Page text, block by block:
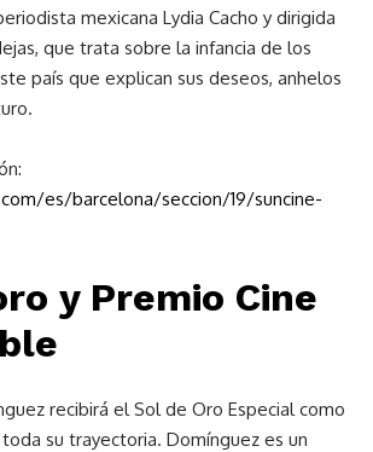
mexicana Lydia Cacho y dirigida
que trata sobre la infancia de los
país que explican sus deseos, anhelos
es/barcelona/seccion/19/suncine-
y Premio Cine
recibirá el Sol de Oro Especial como
su trayectoria. Domínguez es un